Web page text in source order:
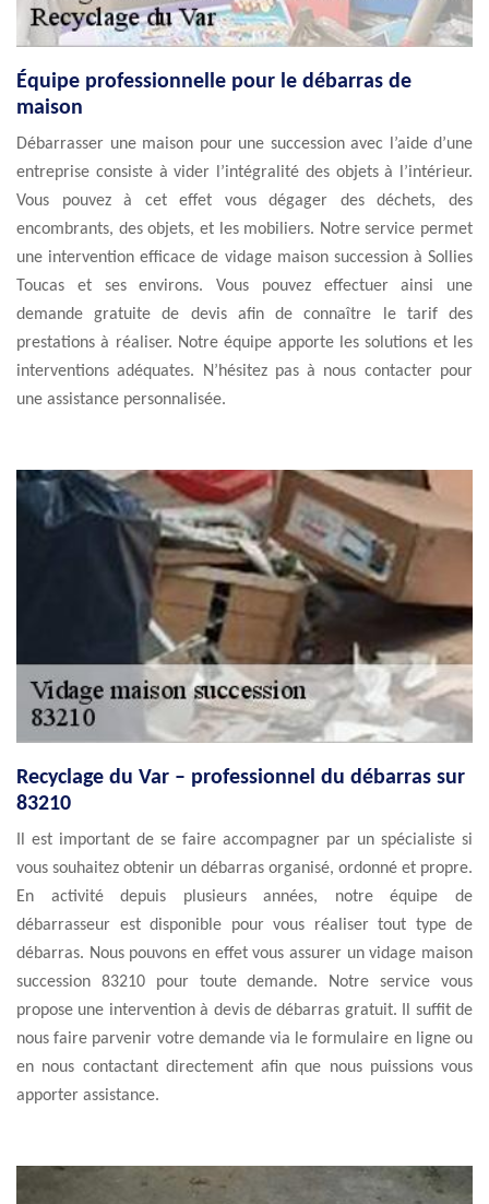
Équipe professionnelle pour le débarras de
maison
Débarrasser une maison pour une succession avec l’aide d’une
entreprise consiste à vider l’intégralité des objets à l’intérieur.
Vous pouvez à cet effet vous dégager des déchets, des
encombrants, des objets, et les mobiliers. Notre service permet
une intervention efficace de vidage maison succession à Sollies
Toucas et ses environs. Vous pouvez effectuer ainsi une
demande gratuite de devis afin de connaître le tarif des
prestations à réaliser. Notre équipe apporte les solutions et les
interventions adéquates. N’hésitez pas à nous contacter pour
une assistance personnalisée.
Recyclage du Var – professionnel du débarras sur
83210
Il est important de se faire accompagner par un spécialiste si
vous souhaitez obtenir un débarras organisé, ordonné et propre.
En activité depuis plusieurs années, notre équipe de
débarrasseur est disponible pour vous réaliser tout type de
débarras. Nous pouvons en effet vous assurer un vidage maison
succession 83210 pour toute demande. Notre service vous
propose une intervention à devis de débarras gratuit. Il suffit de
nous faire parvenir votre demande via le formulaire en ligne ou
en nous contactant directement afin que nous puissions vous
apporter assistance.